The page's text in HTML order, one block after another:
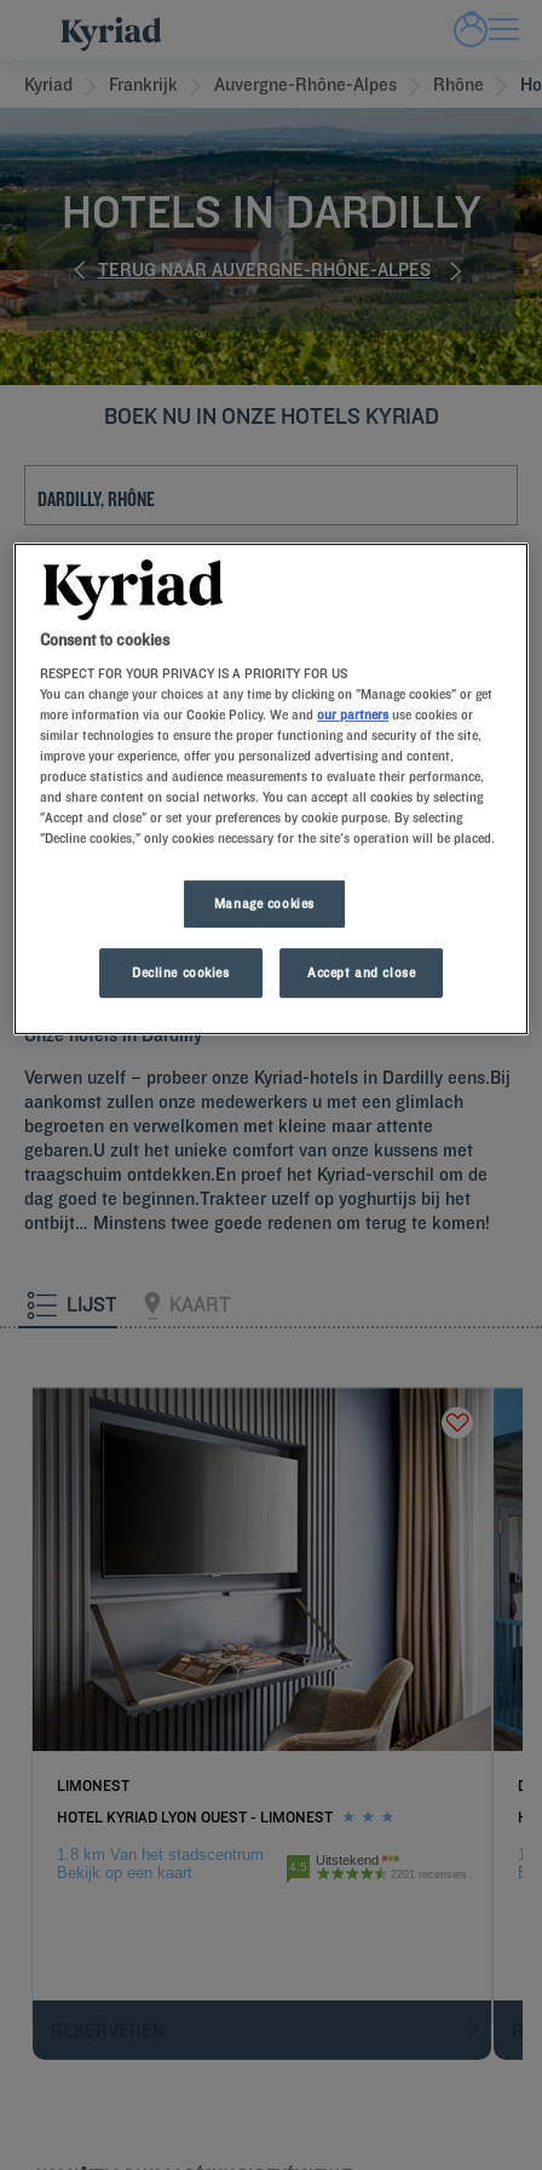
Kyriad Frankrijk Auvergne-Rhône-Alpes Rhône
HOTELS IN DARDILLY
TERUG NAAR AUVERGNE-RHÔNE-ALPES
BOEK NU IN ONZE HOTELS KYRIAD
Navigate forward to interact with the calendar and select a date. Press
ZOEK EEN HOTEL
Voeg kortingscode toe
Denkt u aan een verblijf in Dardilly en zoekt u een hotel? Kyriad biedt
Onze hotels in Dardilly
Verwen uzelf – probeer onze Kyriad-hotels in Dardilly eens.Bij
aankomst zullen onze medewerkers u met een glimlach
begroeten en verwelkomen met kleine maar attente
gebaren.U zult het unieke comfort van onze kussens met
traagschuim ontdekken.En proef het Kyriad-verschil om de
dag goed te beginnen.Trakteer uzelf op yoghurtijs bij het
ontbijt… Minstens twee goede redenen om terug te komen!
LIJST KAART
LIMONEST
HOTEL KYRIAD LYON OUEST - LIMONEST
1.8 km Van het stadscentrum
Bekijk op een kaart
4.5 Uitstekend
2201 recensies
Consent to cookies
RESPECT FOR YOUR PRIVACY IS A PRIORITY FOR US
You can change your choices at any time by clicking on "Manage cookies" or get
more information via our Cookie Policy. We andour partners use cookies or
similar technologies to ensure the proper functioning and security of the site,
improve your experience, offer you personalized advertising and content,
produce statistics and audience measurements to evaluate their performance,
and share content on social networks. You can accept all cookies by selecting
"Accept and close" or set your preferences by cookie purpose. By selecting
"Decline cookies," only cookies necessary for the site's operation will be placed.
Manage cookies
Decline cookies Accept and close